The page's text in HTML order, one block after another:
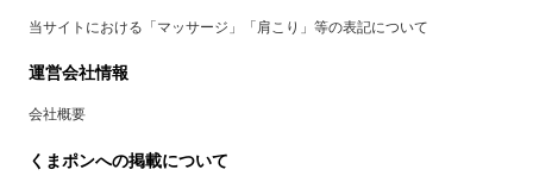
当サイトにおける「マッサージ」「肩こり」等の表記について
運営会社情報
会社概要
くまポンへの掲載について